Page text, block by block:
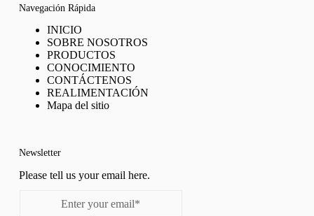
Navegación Rápida
INICIO
SOBRE NOSOTROS
PRODUCTOS
CONOCIMIENTO
CONTÁCTENOS
REALIMENTACIÓN
Mapa del sitio
Newsletter
Please tell us your email here.